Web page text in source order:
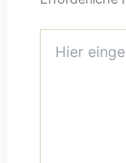
eingeben…